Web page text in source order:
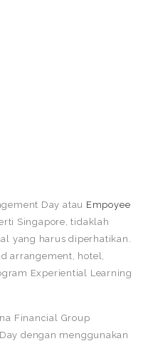
Day atau Empoyee
Singapore, tidaklah
yang harus diperhatikan.
arrangement, hotel,
Experiential Learning
Financial Group
dengan menggunakan